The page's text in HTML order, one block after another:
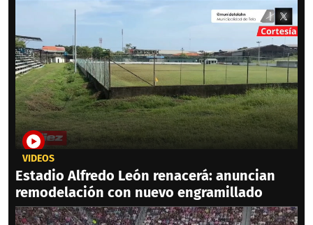
VIDEOS
Estadio Alfredo León renacerá: anuncian
remodelación con nuevo engramillado